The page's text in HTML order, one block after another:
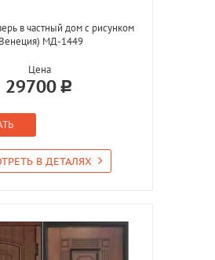
в частный дом с рисунком
МД-1449
Цена
29700
В ДЕТАЛЯХ